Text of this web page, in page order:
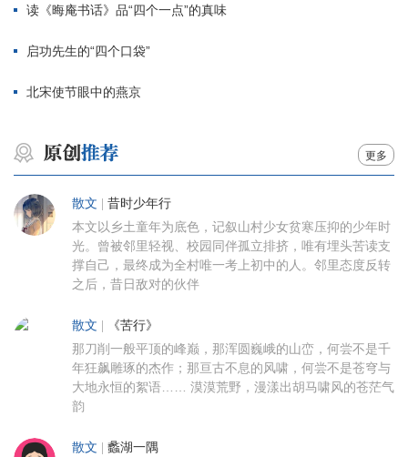
读《晦庵书话》品“四个一点”的真味
启功先生的“四个口袋”
北宋使节眼中的燕京
更多
散文 昔时少年行
本文以乡土童年为底色，记叙山村少女贫寒压抑的少年时
光。曾被邻里轻视、校园同伴孤立排挤，唯有埋头苦读支
撑自己，最终成为全村唯一考上初中的人。邻里态度反转
之后，昔日敌对的伙伴
散文 《苦行》
那刀削一般平顶的峰巅，那浑圆巍峨的山峦，何尝不是千
年狂飙雕琢的杰作；那亘古不息的风啸，何尝不是苍穹与
大地永恒的絮语…… 漠漠荒野，漫漾出胡马啸风的苍茫气
韵
散文 蠡湖一隅